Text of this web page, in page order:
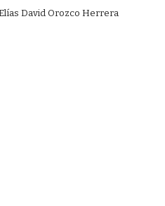
David Orozco Herrera